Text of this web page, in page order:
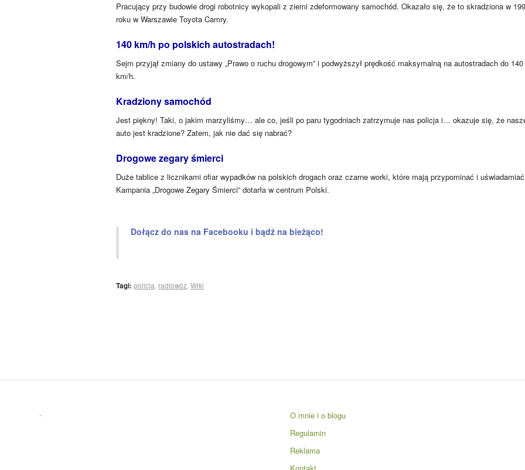
Pracujący przy budowie drogi robotnicy wykopali z ziemi zdeformowany samochód. Okazało się, że to skradziona w
roku w Warszawie Toyota Camry.
140 km/h po polskich autostradach!
Sejm przyjął zmiany do ustawy „Prawo o ruchu drogowym” i podwyższył prędkość maksymalną na autostradach do 140
km/h.
Kradziony samochód
Jest piękny! Taki, o jakim marzyliśmy… ale co, jeśli po paru tygodniach zatrzymuje nas policja i… okazuje się, że
auto jest kradzione? Zatem, jak nie dać się nabrać?
Drogowe zegary śmierci
Duże tablice z licznikami ofiar wypadków na polskich drogach oraz czarne worki, które mają przypominać i
Kampania „Drogowe Zegary Śmierci” dotarła w centrum Polski.
Dołącz do nas na Facebooku i bądź na bieżąco!
Tagi: policja, radiowóz,Wiki
.
O mnie i o blogu
Regulamin
Reklama